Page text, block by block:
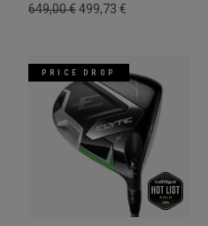
649,00 €499,73 €
PRICE DROP